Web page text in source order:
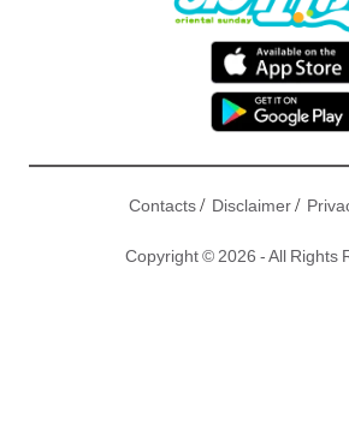
Contacts/ Disclaimer/
Copyright © 2026 - All Rights